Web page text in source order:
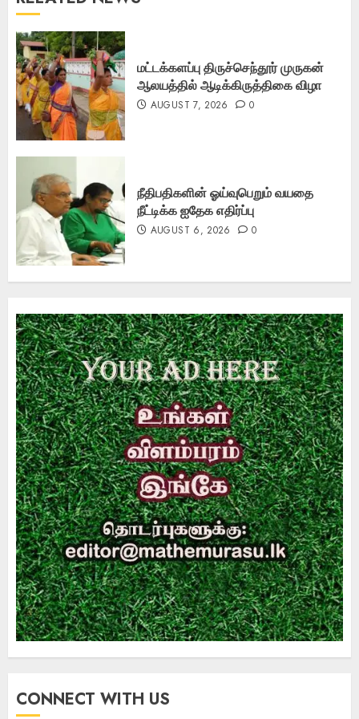
மட்டக்களப்பு திருச்செந்தூர் முருகன்
ஆலயத்தில் ஆடிக்கிருத்திகை விழா
AUGUST 7, 2026 0
நீதிபதிகளின் ஓய்வுபெறும் வயதை
நீட்டிக்க ஐதேக எதிர்ப்பு
AUGUST 6, 2026 0
CONNECT WITH US